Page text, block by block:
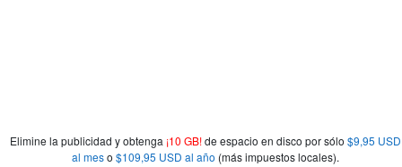
Elimine la publicidad y obtenga ¡10 GB!de espacio en disco por sólo $9,95 USD
al meso $109,95 USD al año (más impuestos locales).